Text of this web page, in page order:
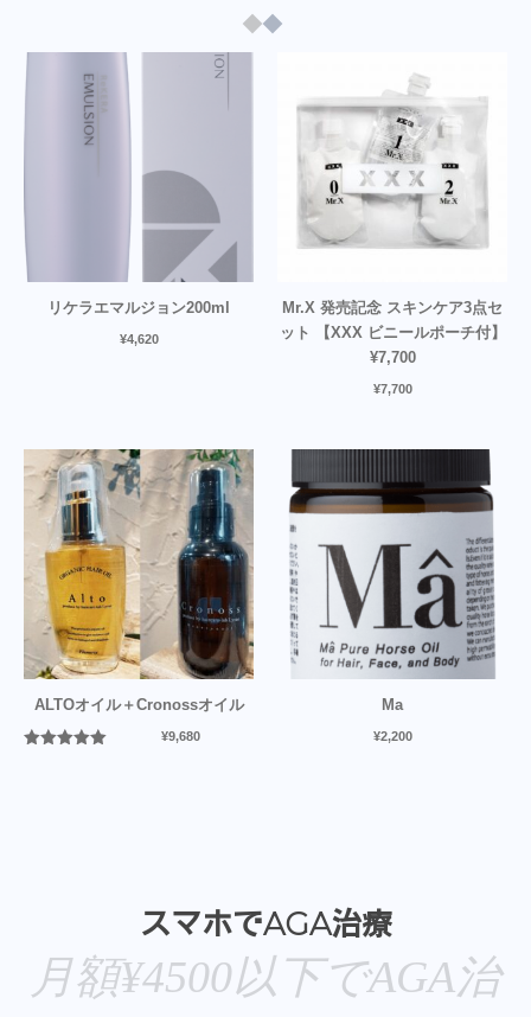
リケラエマルジョン200ml
¥4,620
Mr.X 発売記念 スキンケア3点セ
ット 【XXX ビニールポーチ付】
¥7,700
¥7,700
ALTOオイル＋Cronossオイル
¥9,680
Ma
¥2,200
スマホでAGA治療
月額¥4500以下でAGA治